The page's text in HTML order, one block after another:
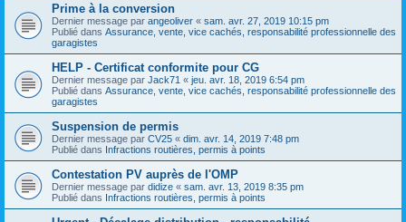
Prime à la conversion
Dernier message par angeoliver « sam. avr. 27, 2019 10:15 pm
Publié dans Assurance, vente, vice cachés, responsabilité professionnelle des
garagistes
HELP - Certificat conformite pour CG
Dernier message par Jack71 « jeu. avr. 18, 2019 6:54 pm
Publié dans Assurance, vente, vice cachés, responsabilité professionnelle des
garagistes
Suspension de permis
Dernier message par CV25 « dim. avr. 14, 2019 7:48 pm
Publié dans Infractions routières, permis à points
Contestation PV auprès de l'OMP
Dernier message par didize « sam. avr. 13, 2019 8:35 pm
Publié dans Infractions routières, permis à points